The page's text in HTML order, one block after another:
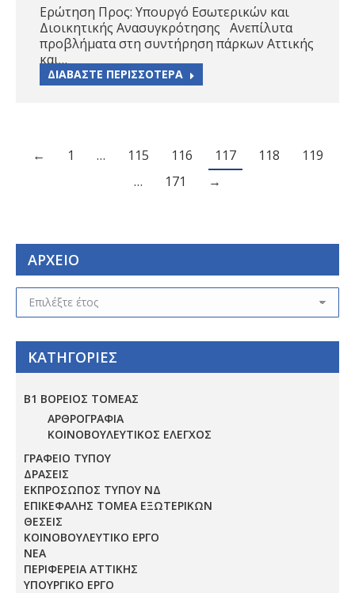
Ερώτηση Προς: Υπουργό Εσωτερικών και
Διοικητικής Ανασυγκρότησης Ανεπίλυτα
προβλήματα στη συντήρηση πάρκων Αττικής
και…
ΔΙΑΒΑΣΤΕ ΠΕΡΙΣΣΟΤΕΡΑ
← 1 … 115 116 117 118
119
…
171 →
ΑΡΧΕΙΟ
ΑΡΧΕΙΟ
ΚΑΤΗΓΟΡΙΕΣ
Β1 ΒΟΡΕΙΟΣ ΤΟΜΕΑΣ
ΑΡΘΡΟΓΡΑΦΙΑ
ΚΟΙΝΟΒΟΥΛΕΥΤΙΚΟΣ ΕΛΕΓΧΟΣ
ΓΡΑΦΕΙΟ ΤΥΠΟΥ
ΔΡΑΣΕΙΣ
ΕΚΠΡΟΣΩΠΟΣ ΤΥΠΟΥ ΝΔ
ΕΠΙΚΕΦΑΛΗΣ ΤΟΜΕΑ ΕΞΩΤΕΡΙΚΩΝ
ΘΕΣΕΙΣ
ΚΟΙΝΟΒΟΥΛΕΥΤΙΚΟ ΕΡΓΟ
ΝΕΑ
ΠΕΡΙΦΕΡΕΙΑ ΑΤΤΙΚΗΣ
ΥΠΟΥΡΓΙΚΟ ΕΡΓΟ